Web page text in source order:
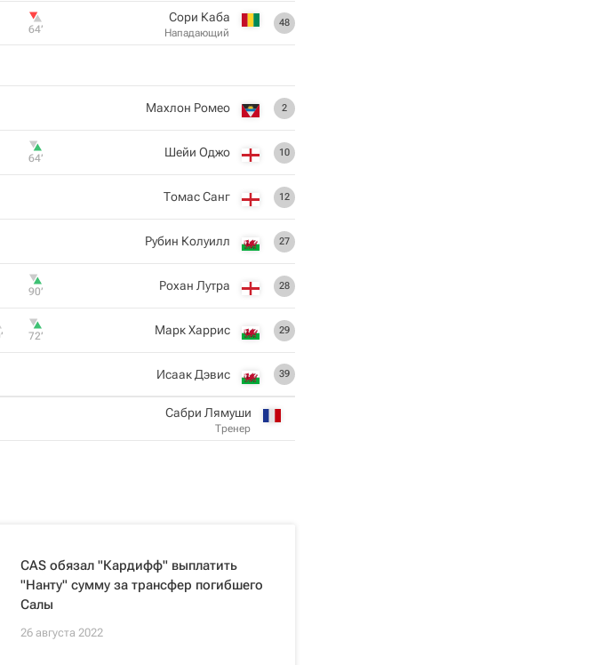
48
Сори Каба
Нападающий
64‎’‎
2
Махлон Ромео
10
Шейи Оджо
64‎’‎
12
Томас Санг
27
Рубин Колуилл
28
Рохан Лутра
90‎’‎
29
Марк Харрис
72‎’‎
39
Исаак Дэвис
Сабри Лямуши
Тренер
CAS обязал "Кардифф" выплатить
"Нанту" сумму за трансфер погибшего
Салы
26 августа 2022